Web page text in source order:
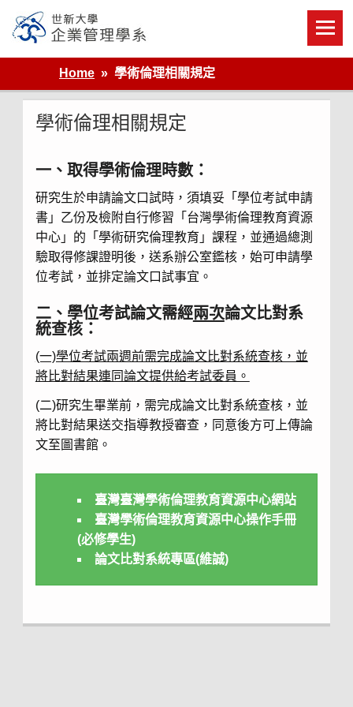
content
世新大學企業管理學系
Home
學術倫理相關規定
學術倫理相關規定
一、取得學術倫理時數：
研究生於申請論文口試時，須填妥「學位考試申請
書」乙份及檢附自行修習「台灣學術倫理教育資源
中心」的「學術研究倫理教育」課程，並通過總測
驗取得修課證明後，送系辦公室鑑核，始可申請學
位考試，並排定論文口試事宜。
二、學位考試論文需經兩次論文比對系
統查核：
(一)學位考試兩週前需完成論文比對系統查核，並
將比對結果連同論文提供給考試委員。
(二)研究生畢業前，需完成論文比對系統查核，並
將比對結果送交指導教授審查，同意後方可上傳論
文至圖書館。
臺灣臺灣學術倫理教育資源中心網站
臺灣學術倫理教育資源中心操作手冊
(必修學生)
論文比對系統專區(維誠)